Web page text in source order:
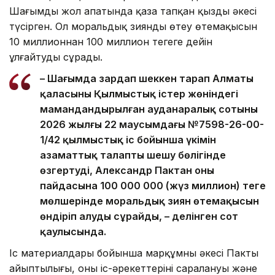
Шағымды жол апатында қаза тапқан қыздың әкесі
түсірген. Ол моральдық зиянды өтеу өтемақысын
10 миллионнан 100 миллион теңгеге дейін
ұлғайтуды сұрады.
– Шағымда зардап шеккен тарап Алматы
қаласының Қылмыстық істер жөніндегі
мамандандырылған ауданаралық сотының
2026 жылғы 22 маусымдағы №7598-26-00-
1/42 қылмыстық іс бойынша үкімін
азаматтық талапты шешу бөлігінде
өзгертуді, Александр Пактан оның
пайдасына 100 000 000 (жүз миллион) теңге
мөлшерінде моральдық зиян өтемақысын
өндіріп алуды сұрайды, – делінген сот
қаулысында.
Іс материалдары бойынша марқұмның әкесі Пактың
айыптылығы, оның іс-әрекеттерінің саралануы және